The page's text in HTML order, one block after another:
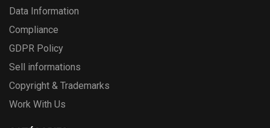
Data Information
Compliance
GDPR Policy
Sell informations
Copyright & Trademarks
Work With Us